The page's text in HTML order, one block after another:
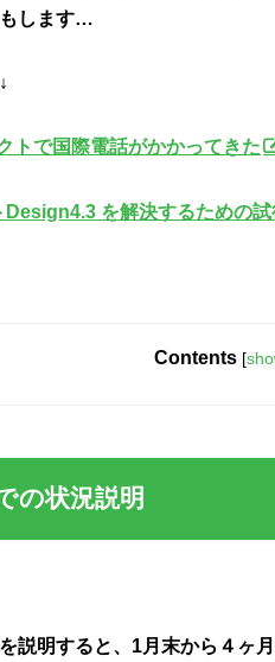
します…
トで国際電話がかかってきた
を解決するための
Contents [
の状況説明
説明すると、 1月末から４ヶ